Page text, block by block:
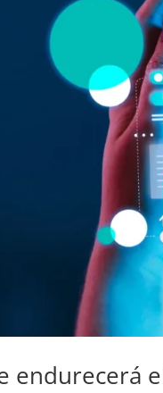
endurecerá